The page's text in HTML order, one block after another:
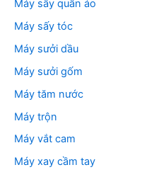
Máy sấy quần áo
Máy sấy tóc
Máy sưởi dầu
Máy sưởi gốm
Máy tăm nước
Máy trộn
Máy vắt cam
Máy xay cầm tay